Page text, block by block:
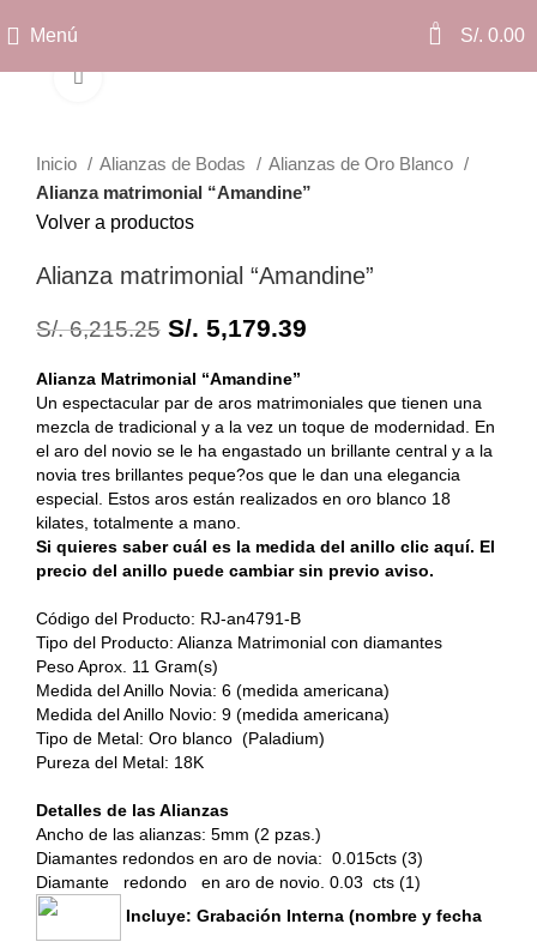
Menú 0 S/. 0.00
Clic para ampliar
Inicio Alianzas de Bodas
Alianzas de Oro Blanco
Alianza matrimonial “Amandine”
Volver a productos
Alianza matrimonial “Amandine”
S/.6,215.25 S/. 5,179.39
Alianza Matrimonial “Amandine”
Un espectacular par de aros matrimoniales que tienen una
mezcla de tradicional y a la vez un toque de modernidad. En
el aro del novio se le ha engastado un brillante central y a la
novia tres brillantes peque?os que le dan una elegancia
especial. Estos aros están realizados en oro blanco 18
kilates, totalmente a mano.
Si quieres saber cuál es la medida del anillo clic aquí. El
precio del anillo puede cambiar sin previo aviso.
Código del Producto: RJ-an4791-B
Tipo del Producto: Alianza Matrimonial con diamantes
Peso Aprox. 11 Gram(s)
Medida del Anillo Novia: 6 (medida americana)
Medida del Anillo Novio: 9 (medida americana)
Tipo de Metal: Oro blanco (Paladium)
Pureza del Metal: 18K
Detalles de las Alianzas
Ancho de las alianzas: 5mm (2 pzas.)
Diamantes redondos en aro de novia: 0.015cts (3)
Diamante redondo en aro de novio. 0.03 cts (1)
Incluye: Grabación Interna (nombre y fecha